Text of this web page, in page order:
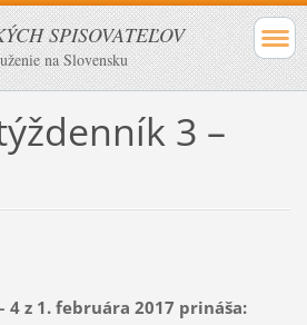
SPISOVATEĽOV
na Slovensku
3 –
4 z 1. februára 2017 prináša: